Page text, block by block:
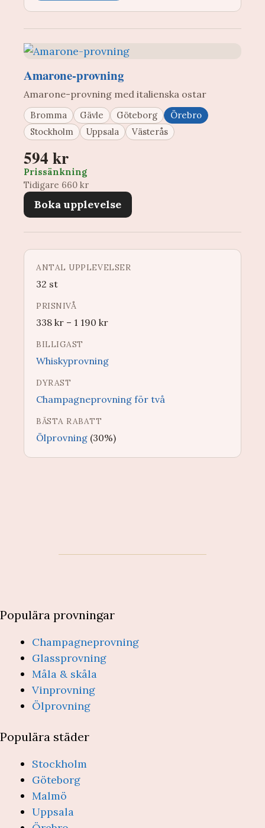
Amarone-provning
Amarone-provning med italienska ostar
Bromma Gävle Göteborg
Örebro
Stockholm
Uppsala Västerås
594 kr
Prissänkning
Tidigare 660 kr
Boka upplevelse
ANTAL UPPLEVELSER
32 st
PRISNIVÅ
338 kr – 1 190 kr
BILLIGAST
Whiskyprovning
DYRAST
Champagneprovning för två
BÄSTA RABATT
Ölprovning (30%)
Populära provningar
Champagneprovning
Glassprovning
Måla & skåla
Vinprovning
Ölprovning
Populära städer
Stockholm
Göteborg
Malmö
Uppsala